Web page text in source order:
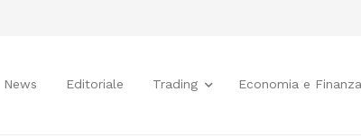
News Editoriale Trading Economia e Finanza